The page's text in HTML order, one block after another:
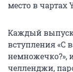
место в чартах
Каждый
вступления «С
немножечко?»,
челленджи,